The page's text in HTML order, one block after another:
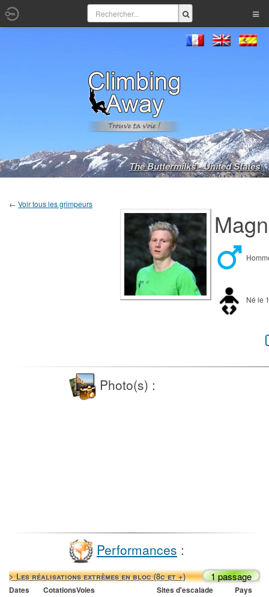
The Buttermilks - United States
← Voir tous les grimpeurs
Né le
Photo(s) :
Performances :
> Les réalisations extrêmes en bloc (8c et +) 1 passage
Dates CotationsVoies Sites d'escalade Pays